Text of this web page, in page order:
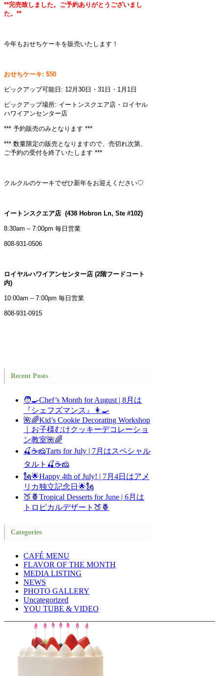
**完売致しました。ご予約ありがとうございまし
た。**
今年もおせちケーキを販売いたします！
おせちケーキ: $50
ピックアップ可能日: 12月30日・31日・1月1日
ピックアップ場所: イートンスクエア店・ロイヤル
ハワイアンセンター店
*** 予約販売のみとなります ***
*** 数量限定の販売となりますので、売切れ次第、
ご予約の受付を終了いたします ***
クルクルのケーキでぜひ新年をお迎えください♡
イートンスクエア店 (438 Hobron Ln, Ste #102)
8:30am – 7:00pm 毎日営業
808-931-0506
ロイヤルハワイアンセンター店 (2階フードコート
内)
10:00am – 7:00pm 毎日営業
808-931-0915
Recent Posts
🧑‍🍳Chef’s Month for August | 8月は
『シェフズマンス』👩‍🍳
🌺🌈Kid’s Cookie Decorating Workshop
｜お子様むけクッキーデコレーショ
ン教室🌺🌈
🍒☕🧀Tarts for July | 7月はスペシャル
タルト🍒☕🧀
🗽🌟Happy 4th of July! | 7月4日はアメ
リカ独立記念日🌟🗽
🍑🍍Tropical Desserts for June | 6月は
トロピカルデザート🍑🍍
Categories
CAFÉ MENU
FLAVOR OF THE MONTH
MEDIA LISTING
NEWS
PHOTO GALLERY
Uncategorized
YOU TUBE & VIDEO